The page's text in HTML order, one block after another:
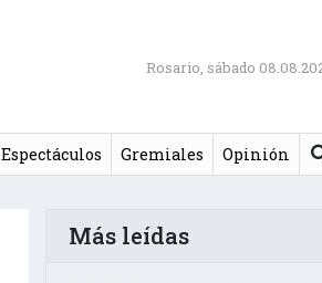
Rosario, sábado
Espectáculos Gremiales Opinión
Más leídas